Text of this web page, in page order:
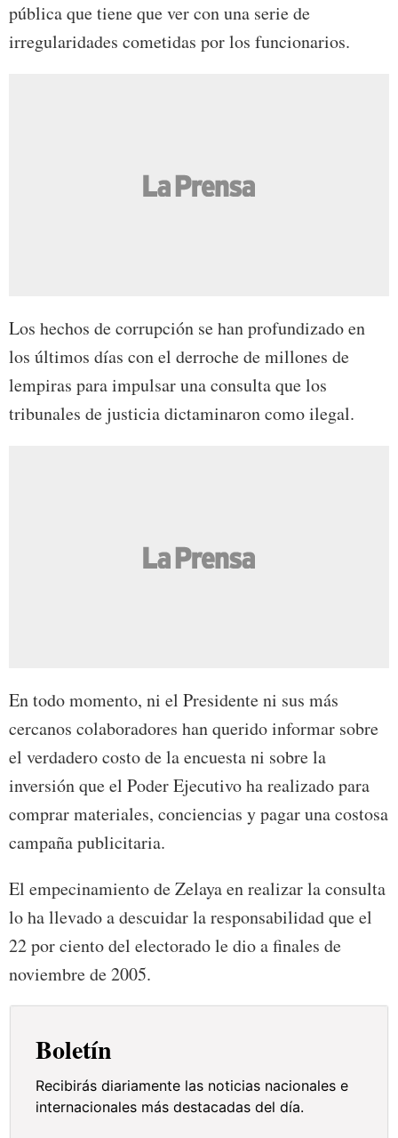
pública que tiene que ver con una serie de
irregularidades cometidas por los funcionarios.
Los hechos de corrupción se han profundizado en
los últimos días con el derroche de millones de
lempiras para impulsar una consulta que los
tribunales de justicia dictaminaron como ilegal.
En todo momento, ni el Presidente ni sus más
cercanos colaboradores han querido informar sobre
el verdadero costo de la encuesta ni sobre la
inversión que el Poder Ejecutivo ha realizado para
comprar materiales, conciencias y pagar una costosa
campaña publicitaria.
El empecinamiento de Zelaya en realizar la consulta
lo ha llevado a descuidar la responsabilidad que el
22 por ciento del electorado le dio a finales de
noviembre de 2005.
Boletín
Recibirás diariamente las noticias nacionales e
internacionales más destacadas del día.